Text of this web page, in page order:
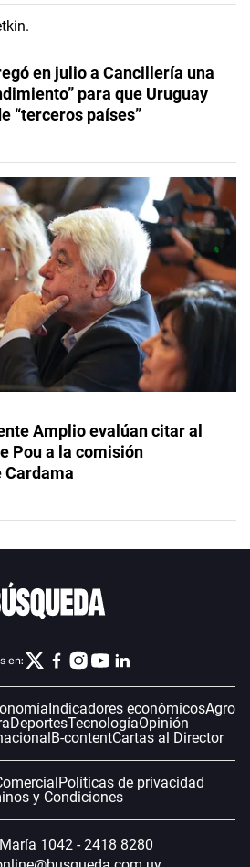
en julio a Cancillería una
para que Uruguay
“terceros países”
Amplio evalúan citar al
Pou a la comisión
Cardama
en:
Indicadores económicosAgro
DeportesTecnologíaOpinión
B-contentCartas al Director
Políticas de privacidad
y Condiciones
1042 - 2418 8280